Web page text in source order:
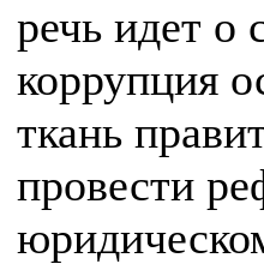
речь идет о
коррупция
ткань
провести